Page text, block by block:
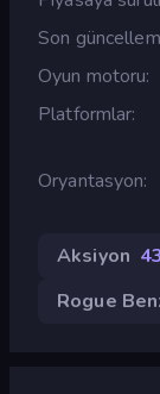
Son
Oyun motoru
Platformlar
Oryantasyon
Aksiyon
Rogue